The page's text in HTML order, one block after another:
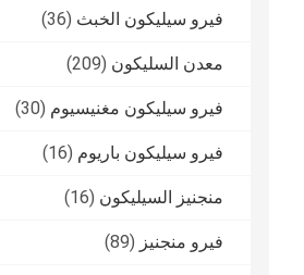
فيرو سيليكون الخبث (36)
معدن السليكون (209)
فيرو سيليكون مغنيسيوم (30)
فيرو سيليكون باريوم (16)
منجنيز السيليكون (16)
فيرو منجنيز (89)